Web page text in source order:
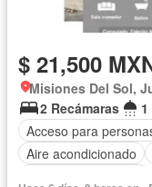
$ 21,500
Misiones Del Sol,
2 Recámaras
Acceso para
Aire acondicionado